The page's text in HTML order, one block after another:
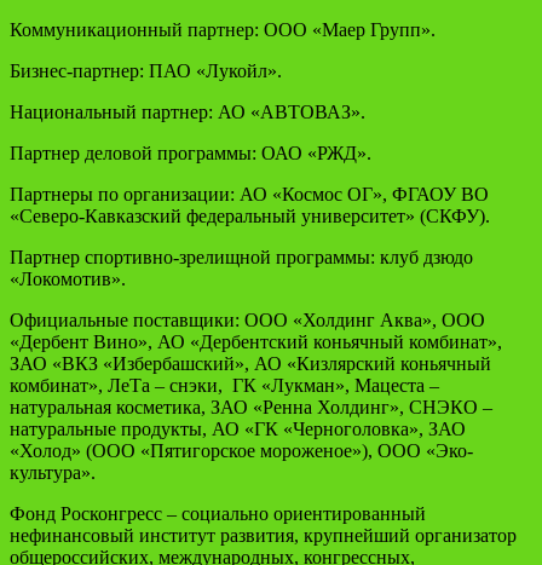
Коммуникационный партнер: ООО «Маер Групп».
Бизнес-партнер: ПАО «Лукойл».
Национальный партнер: АО «АВТОВАЗ».
Партнер деловой программы: ОАО «РЖД».
Партнеры по организации: АО «Космос ОГ», ФГАОУ ВО
«Северо-Кавказский федеральный университет» (СКФУ).
Партнер спортивно-зрелищной программы: клуб дзюдо
«Локомотив».
Официальные поставщики: ООО «Холдинг Аква», ООО
«Дербент Вино», АО «Дербентский коньячный комбинат»,
ЗАО «ВКЗ «Избербашский», АО «Кизлярский коньячный
комбинат», ЛеТа – снэки, ГК «Лукман», Мацеста –
натуральная косметика, ЗАО «Ренна Холдинг», СНЭКО –
натуральные продукты, АО «ГК «Черноголовка», ЗАО
«Холод» (ООО «Пятигорское мороженое»), ООО «Эко-
культура».
Фонд Росконгресс – социально ориентированный
нефинансовый институт развития, крупнейший организатор
общероссийских, международных, конгрессных,